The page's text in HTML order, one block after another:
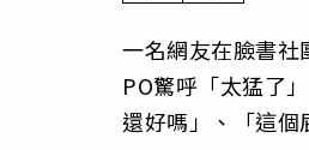
一名網友在臉書社
PO驚呼「太猛了
還好嗎」、「這個